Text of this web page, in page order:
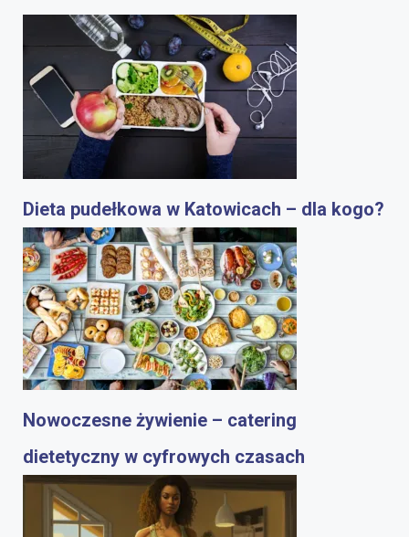
Dieta pudełkowa w Katowicach – dla kogo?
Nowoczesne żywienie – catering
dietetyczny w cyfrowych czasach